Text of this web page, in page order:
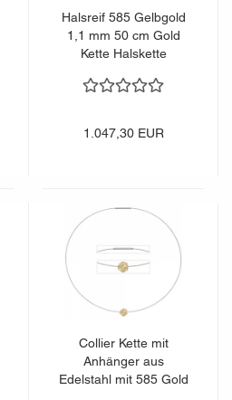
Halsreif 585 Gelbgold
1,1 mm 50 cm Gold
Kette Halskette
1.047,30 EUR
Collier Kette mit
Anhänger aus
Edelstahl mit 585 Gold